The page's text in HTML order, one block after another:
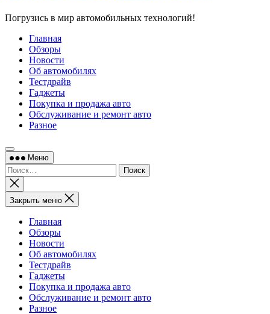
Погрузись в мир автомобильных технологий!
Главная
Обзоры
Новости
Об автомобилях
Тестдрайв
Гаджеты
Покупка и продажа авто
Обслуживание и ремонт авто
Разное
Меню
Найти:
Закрыть
поиск
Закрыть меню
Главная
Обзоры
Новости
Об автомобилях
Тестдрайв
Гаджеты
Покупка и продажа авто
Обслуживание и ремонт авто
Разное